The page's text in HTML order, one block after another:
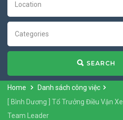
Location
Categories
SEARCH
Home
Danh sách công việc
[ Bình Dương ] Tổ Trưởng Điều Vận
Team Leader